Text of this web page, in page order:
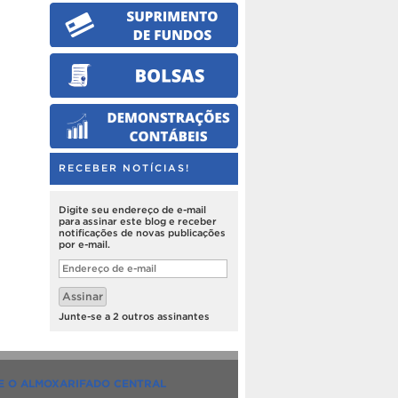
RECEBER NOTÍCIAS!
Digite seu endereço de e-mail
para assinar este blog e receber
notificações de novas publicações
por e-mail.
Endereço
de
e-
mail
Assinar
Junte-se a 2 outros assinantes
O ALMOXARIFADO CENTRAL